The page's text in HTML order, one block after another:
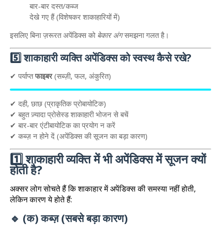
बार-बार दस्त/कब्ज
देखे गए हैं (विशेषकर शाकाहारियों में)
इसलिए बिना ज़रूरत अपेंडिक्स को बेकार अंगसमझना गलत है।
5️⃣ शाकाहारी व्यक्ति अपेंडिक्स को स्वस्थ कैसे रखे?
✔ पर्याप्तफाइबर(सब्ज़ी, फल, अंकुरित)
✔ दही, छाछ (प्राकृतिक प्रोबायोटिक)
✔ बहुत ज़्यादा प्रोसेस्ड शाकाहारी भोजन से बचें
✔ बार-बार एंटीबायोटिक का प्रयोग न करें
✔ कब्ज़ न होने दें (अपेंडिक्स की सूजन का बड़ा कारण)
1️⃣ शाकाहारी व्यक्ति में भी अपेंडिक्स में सूजन क्यों
होती है?
अक्सर लोग सोचते हैं कि शाकाहार में अपेंडिक्स की समस्या नहीं होती,
लेकिन कारण ये होते हैं:
🔹 (क) कब्ज़ (सबसे बड़ा कारण)